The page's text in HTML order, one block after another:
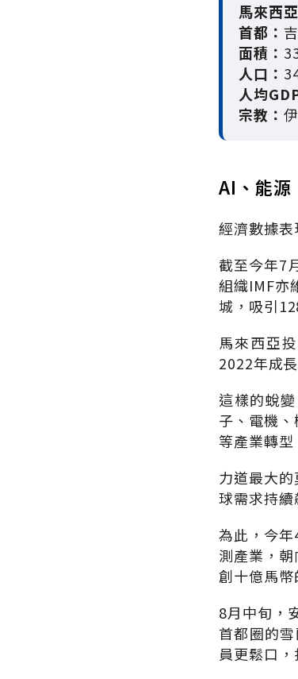
馬來西亞
首都：
面積：
人口：
人均
宗教：
AI、能源
經濟數據表
截至今年7
組織IMF亦
城，吸引
馬來西亞
2022年成
這樣的蛻
子、電機
等產業轉型
力道最大
球需求持續
為此，今
測產業，
創十億馬幣
8月中旬，
首都圈的
員更鬆口，